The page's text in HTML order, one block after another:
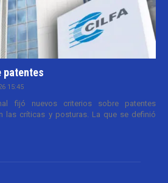
patentes
15:45
fijó nuevos criterios sobre patentes
las críticas y posturas. La que se definió